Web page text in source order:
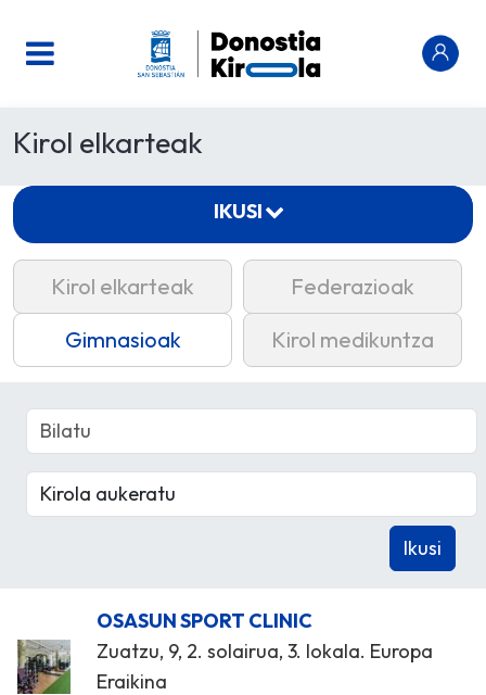
Kirol elkarteak
Kirol elkarteak
Federazioak
Gimnasioak
Kirol medikuntza
OSASUN SPORT CLINIC
Zuatzu, 9, 2. solairua, 3. lokala. Europa
Eraikina
IKUSI